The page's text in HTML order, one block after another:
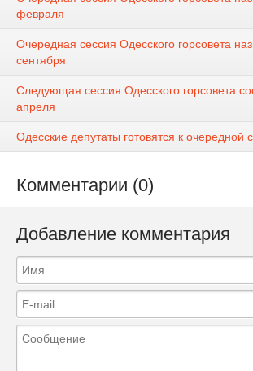
февраля
Очередная сессия Одесского горсовета
сентября
Следующая сессия Одесского горсовета
апреля
Одесские депутаты готовятся к очередной
Комментарии (0)
Добавление комментария